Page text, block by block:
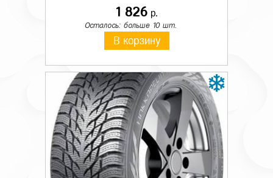
Индекс скорости T
Индекс нагрузки 79
1 826р.
Осталось: больше 10 шт.
В корзину